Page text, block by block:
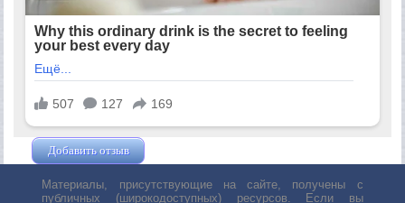
Добавить отзыв
Материалы, присутствующие на сайте, получены с
публичных (широкодоступных) ресурсов. Если вы